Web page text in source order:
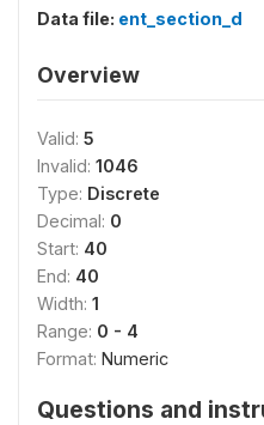
Data file: ent_section_d
Overview
Valid: 5
Invalid: 1046
Type: Discrete
Decimal: 0
Start: 40
End: 40
Width: 1
Range: 0 - 4
Format: Numeric
Questions and